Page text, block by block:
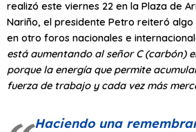
realizó este viernes 22 en la Plaza de
Nariño, el presidente Petro reiteró algo
en otro foros nacionales e
está aumentando al señor C (carbón)
porque la energía que permite
fuerza de trabajo y cada vez más
Haciendo una